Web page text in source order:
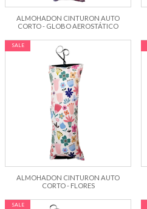
ALMOHADON CINTURON AUTO
CORTO - GLOBO AEROSTÁTICO
SALE
ALMOHADON CINTURON AUTO
CORTO - FLORES
SALE